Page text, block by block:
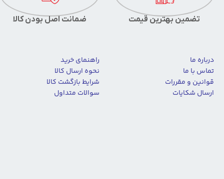
ضمانت اصل بودن کالا تضمین بهترین قیمت
راهنمای خرید
نحوه ارسال کالا
شرایط بازگشت کالا
سوالات متداول
درباره ما
تماس با ما
قوانین و مقررات
ارسال شکایات